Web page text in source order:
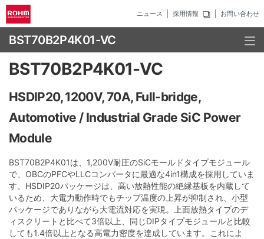
ニュース 採用情報 お問い合わせ
BST70B2P4K01-VC
BST70B2P4K01-VC
HSDIP20, 1200V, 70A, Full-bridge,
Automotive / Industrial Grade SiC Power
Module
BST70B2P4K01は、1,200V耐圧のSiCモールドタイプモジュール
で、OBCのPFCやLLCコンバータに最適な4in1構成を採用していま
す。HSDIP20パッケージは、高い放熱性能の絶縁基板を内蔵して
いるため、大電力動作時でもチップ温度の上昇が抑制され、小型
パッケージでありながら大電流対応を実現。上面放熱タイプのデ
ィスクリートと比べて3倍以上、同じDIPタイプモジュールと比較
しても1.4倍以上となる高電力密度を達成しています。これによ